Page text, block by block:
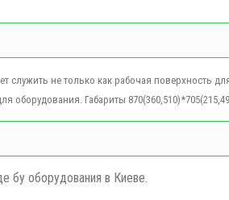
служить не только как рабочая поверхность
оборудования. Габариты
бу оборудования в Киеве.